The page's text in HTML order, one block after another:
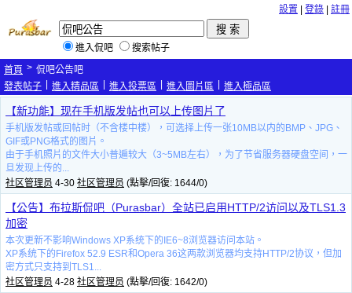
設置 登錄 註冊
進入侃吧
搜索帖子
首頁 > 侃吧公告吧
發表帖子
進入精品區 進入投票區 進入圖片區 進入極品區
【新功能】现在手机版发帖也可以上传图片了
手机版发帖或回帖时（不含楼中楼），可选择上传一张10MB以内的BMP、JPG、
GIF或PNG格式的图片。
由于手机照片的文件大小普遍较大（3~5MB左右），为了节省服务器硬盘空间，一
旦发现上传的...
社区管理员 4-30 社区管理员 (點擊/回復: 1644/0)
【公告】布拉斯侃吧（Purasbar）全站已启用HTTP/2访问以及TLS1.3
加密
本次更新不影响Windows XP系统下的IE6~8浏览器访问本站。
XP系统下的Firefox 52.9 ESR和Opera 36这两款浏览器均支持HTTP/2协议，但加
密方式只支持到TLS1...
社区管理员 4-28 社区管理员 (點擊/回復: 1642/0)